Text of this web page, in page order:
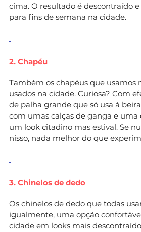
cima. O resultado é descontraído
para fins de semana na cidade.
2. Chapéu
Também os chapéus que usamos
usados na cidade. Curiosa? Com
de palha grande que só usa à
com umas calças de ganga e uma
um look citadino mas estival. Se
nisso, nada melhor do que
3. Chinelos de dedo
Os chinelos de dedo que todas
igualmente, uma opção
cidade em looks mais